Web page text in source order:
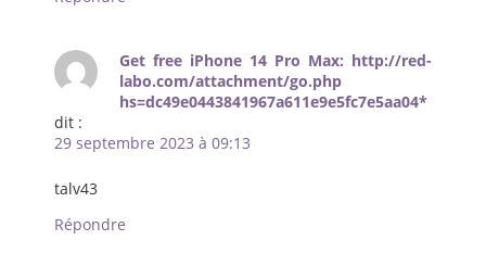
Get free iPhone 14 Pro Max: http://red-
labo.com/attachment/go.php
hs=dc49e0443841967a611e9e5fc7e5aa04*
dit :
29 septembre 2023 à 09:13
talv43
Répondre